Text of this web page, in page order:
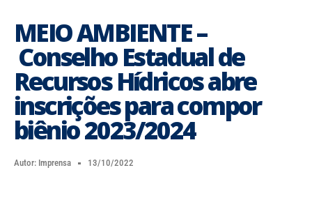
MEIO AMBIENTE –
Conselho Estadual de
Recursos Hídricos abre
inscrições para compor
biênio 2023/2024
Autor: Imprensa 13/10/2022